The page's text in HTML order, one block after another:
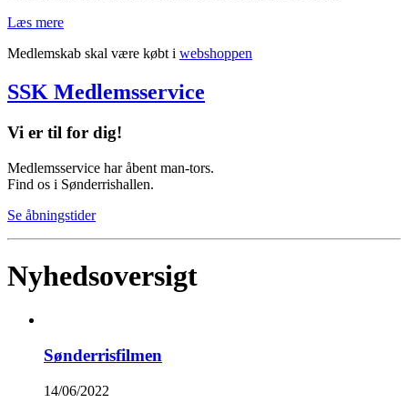
Læs mere
Medlemskab skal være købt i webshoppen
SSK Medlemsservice
Vi er til for dig!
Medlemsservice har åbent man-tors.
Find os i Sønderrishallen.
Se åbningstider
Nyhedsoversigt
Sønderrisfilmen
14/06/2022